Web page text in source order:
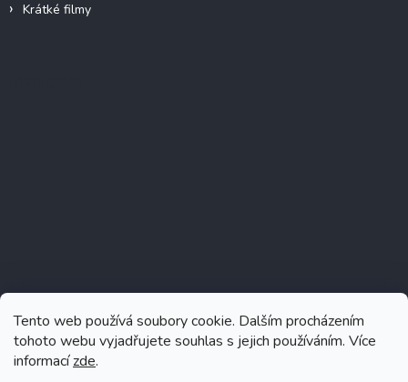
Tento web používá soubory cookie. Dalším procházením
tohoto webu vyjadřujete souhlas s jejich používáním. Více
informacízde.
Krátké filmy